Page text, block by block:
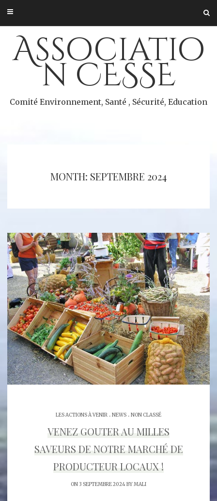
content
Associatio
n CESSE
Comité Environnement, Santé , Sécurité, Education
MONTH: SEPTEMBRE 2024
LES ACTIONS À VENIR . NEWS . NON CLASSÉ
VENEZ GOUTER AU MILLES
SAVEURS DE NOTRE MARCHÉ DE
PRODUCTEUR LOCAUX !
ON 3 SEPTEMBRE 2024 BYMALI